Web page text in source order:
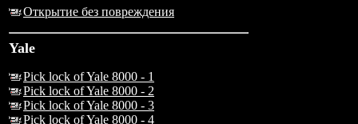
Открытие без повреждения
Yale
Pick lock of Yale 8000 - 1
Pick lock of Yale 8000 - 2
Pick lock of Yale 8000 - 3
Pick lock of Yale 8000 - 4